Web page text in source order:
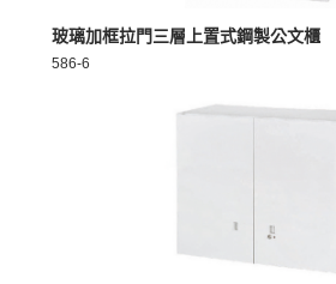
MORE >
玻璃加框拉門三層上置式鋼製公文櫃
586-6